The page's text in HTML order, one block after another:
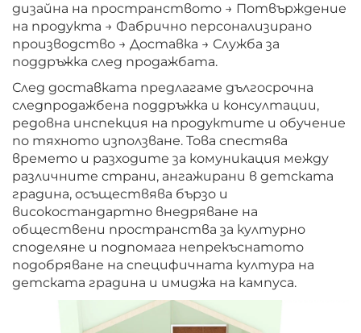
дизайна на пространството → Потвърждение
на продукта → Фабрично персонализирано
производство → Доставка → Служба за
поддръжка след продажбата.
След доставката предлагаме дългосрочна
следпродажбена поддръжка и консултации,
редовна инспекция на продуктите и обучение
по тяхното използване. Това спестява
времето и разходите за комуникация между
различните страни, ангажирани в детската
градина, осъществява бързо и
високостандартно внедряване на
обществени пространства за културно
споделяне и подпомага непрекъснатото
подобряване на специфичната култура на
детската градина и имиджа на кампуса.